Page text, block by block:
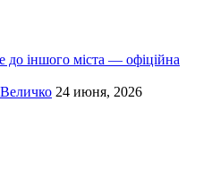
до іншого міста — офіційна
24 июня, 2026